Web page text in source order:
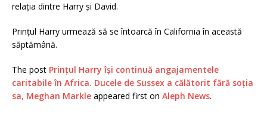
relația dintre Harry și David.
Prințul Harry urmează să se întoarcă în California în această
săptămână.
The post Prințul Harry își continuă angajamentele
caritabile în Africa. Ducele de Sussex a călătorit fără soția
sa, Meghan Markle appeared first on Aleph News.